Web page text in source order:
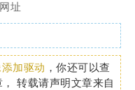
址
加驱动 ，你还可以查
转载请声明文章来自